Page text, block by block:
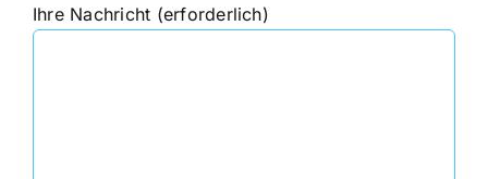
Ihre Nachricht (erforderlich)